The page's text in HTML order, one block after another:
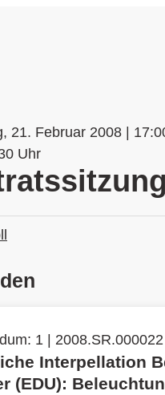
21. Februar 2008 |
Uhr
1 | 2008.SR.000022
Interpellation
(EDU):